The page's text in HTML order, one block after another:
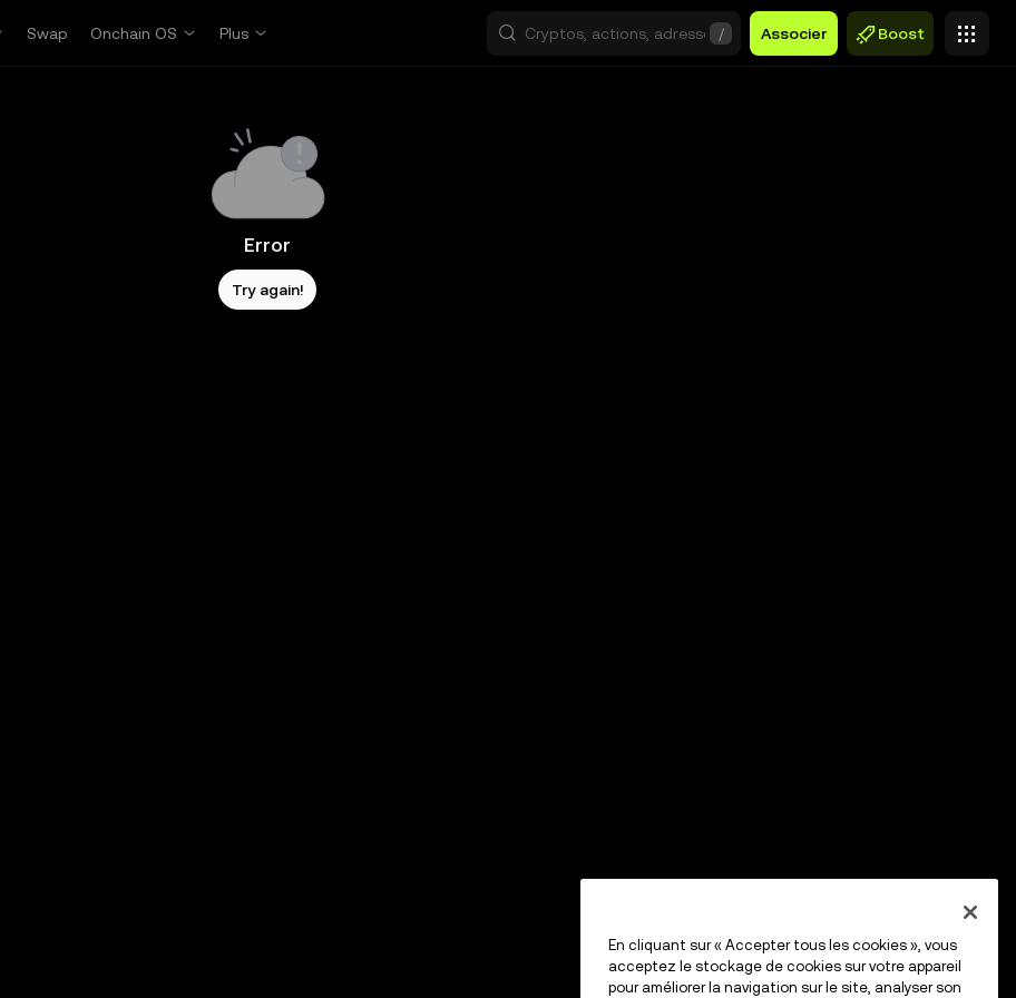
Swap Onchain OS Plus / Associer Boost
Error
Try again!
En cliquant sur « Accepter tous les cookies », vous
acceptez le stockage de cookies sur votre appareil
pour améliorer la navigation sur le site, analyser son